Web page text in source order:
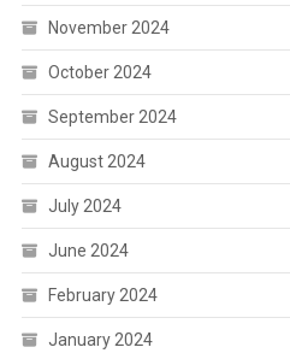
November 2024
October 2024
September 2024
August 2024
July 2024
June 2024
February 2024
January 2024